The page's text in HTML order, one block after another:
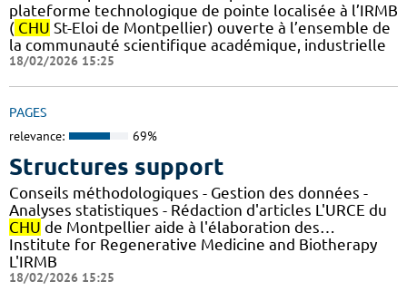
plateforme technologique de pointe localisée à l’IRMB
( CHU St-Eloi de Montpellier) ouverte à l’ensemble de
la communauté scientifique académique, industrielle
18/02/2026 15:25
PAGES
relevance: 69%
Structures support
Conseils méthodologiques - Gestion des données -
Analyses statistiques - Rédaction d'articles L'URCE du
CHU de Montpellier aide à l'élaboration des…
Institute for Regenerative Medicine and Biotherapy
L'IRMB
18/02/2026 15:25